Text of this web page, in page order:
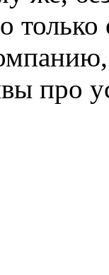
про